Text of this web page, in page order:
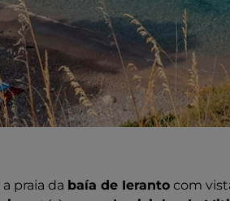
praia da baía de Ieranto com